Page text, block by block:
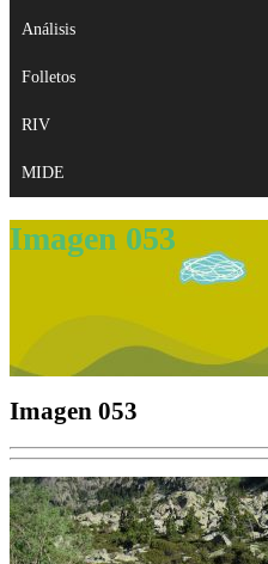
Análisis
Folletos
RIV
MIDE
Imagen 053
Imagen 053